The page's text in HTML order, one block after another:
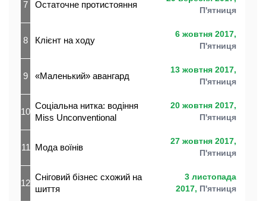
7 Остаточне протистояння
П'ятниця
8 Клієнт на ходу
6 жовтня 2017,
П'ятниця
9 «Маленький» авангард
13 жовтня 2017,
П'ятниця
10
Соціальна нитка: водіння
Miss Unconventional
20 жовтня 2017,
П'ятниця
11 Мода воїнів
27 жовтня 2017,
П'ятниця
12
Сніговий бізнес схожий на
шиття
3 листопада
2017, П'ятниця